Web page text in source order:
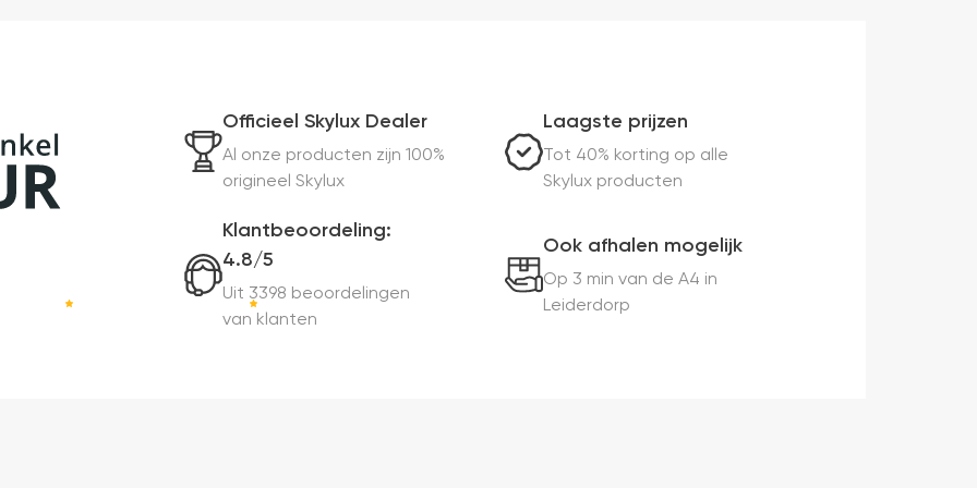
Officieel Skylux Dealer
Al onze producten zijn 100%
origineel Skylux
Laagste prijzen
Tot 40% korting op alle
Skylux producten
Klantbeoordeling:
4.8/5
Uit 3398 beoordelingen
van klanten
Ook afhalen mogelijk
Op 3 min van de A4 in
Leiderdorp